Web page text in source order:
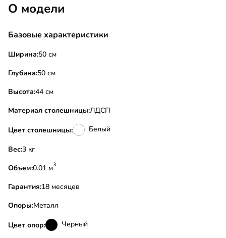
О модели
Базовые характеристики
Ширина:50 см
Глубина:50 см
Высота:44 см
Материал столешницы:ЛДСП
Цвет столешницы: Белый
Вес:
3 кг
Объем:
0.01 м3
Гарантия:18 месяцев
Опоры:Металл
Цвет опор: Черный